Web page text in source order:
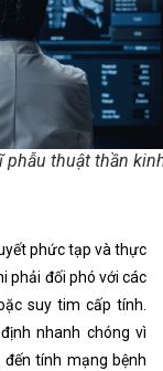
phẫu thuật thần
phức tạp và thực
phải đối phó với các
suy tim cấp tính.
nhanh chóng vì
tính mạng bệnh